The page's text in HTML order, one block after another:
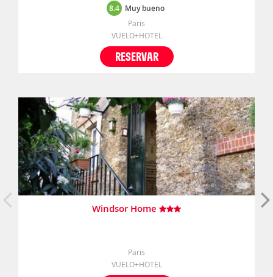
8.4 Muy bueno
Paris
VUELO+HOTEL
RESERVAR
Windsor Home
Paris
VUELO+HOTEL